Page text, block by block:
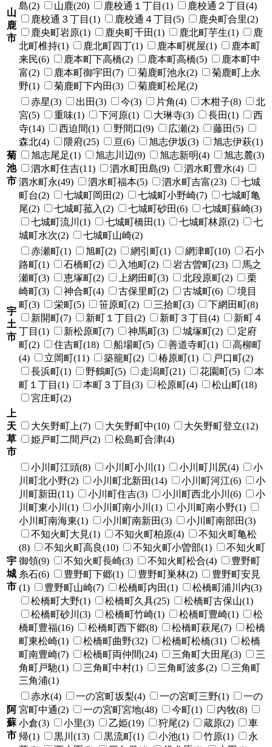
山
鹿
市
島(2)
山鹿(20) 鹿校通１丁目(1)
鹿校通２丁目(4)
鹿校通３丁目(1)
鹿校通４丁目(5)
鹿央町合里(2)
鹿央町岩原(1)
鹿央町千田(1) 鹿北町芋生(1)
鹿
北町椎持(1)
鹿北町四丁(1) 鹿本町梶屋(1)
鹿本町
来民(6)
鹿本町下高橋(2) 鹿本町高橋(5)
鹿本町中
富(2)
鹿本町御宇田(7) 菊鹿町池永(2)
菊鹿町上永
野(1)
菊鹿町下内田(3) 菊鹿町松尾(2)
菊
池
市
赤星(3) 出田(3) 今(3) 片角(4) 木柑子(8)
北
宮(5)
重味(1) 下河原(1) 大琳寺(3) 長田(1)
西
寺(14)
西迫間(1) 野間口(9) 広瀬(2)
藤田(5)
森北(4)
隈府(25) 亘(6) 旭志伊坂(3)
旭志伊萩(1)
旭志尾足(1)
旭志川辺(9) 旭志新明(4)
旭志麓(3)
泗水町住吉(11)
泗水町田島(9)
泗水町豊水(4)
泗水町永(49)
泗水町福本(5) 泗水町吉富(23)
七城
町台(2)
七城町岡田(2) 七城町小野崎(7)
七城町亀
尾(2)
七城町菰入(2) 七城町砂田(6)
七城町蘇崎(3)
七城町流川(1)
七城町橋田(1) 七城町林原(2)
七
城町水次(2)
七城町山崎(2)
宇
土
市
赤瀬町(1) 旭町(2) 網引町(1) 網津町(10)
石小
路町(1)
石橋町(2) 入地町(2) 岩古曽町(23)
馬之
瀬町(3)
恵塚町(2) 上網田町(3) 北段原町(2)
栗
崎町(3)
神合町(4) 古保里町(2) 古城町(6)
境目
町(3)
栄町(5) 笹原町(2) 三拾町(3)
下網田町(8)
新開町(7)
新町１丁目(2) 新町３丁目(4)
新町４
丁目(1)
新松原町(7) 神馬町(3) 城塚町(2)
定府
町(2)
住吉町(18) 船場町(5) 善道寺町(1)
高柳町
(4)
立岡町(11) 築籠町(2) 椿原町(1)
戸口町(2)
長浜町(1)
野鶴町(5) 走潟町(21) 花園町(5)
本
町１丁目(1)
本町３丁目(3) 松原町(4)
松山町(18)
宮庄町(2)
上
天
草
市
大矢野町上(7) 大矢野町中(10)
大矢野町登立(12)
姫戸町二間戸(2)
松島町合津(4)
宇
城
市
小川町江頭(8) 小川町小川(1) 小川町川尻(4)
小
川町北小野(2)
小川町北新田(14) 小川町河江(6)
小
川町新田(11)
小川町住吉(3) 小川町西北小川(6)
小
川町東小川(1)
小川町南小川(1)
小川町南小野(1)
小川町南海東(1)
小川町南新田(3)
小川町南部田(3)
不知火町大見(1)
不知火町柏原(4)
不知火町亀松
(8)
不知火町高良(10) 不知火町小曽部(1)
不知火町
御領(9)
不知火町長崎(3) 不知火町松合(4)
豊野町
糸石(6)
豊野町下郷(1) 豊野町巣林(2)
豊野町安見
(1)
豊野町山崎(7) 松橋町内田(1)
松橋町浦川内(3)
松橋町大野(1)
松橋町久具(25)
松橋町古保山(1)
松橋町砂川(3)
松橋町竹崎(1) 松橋町豊崎(1)
松
橋町豊福(16)
松橋町西下郷(8) 松橋町萩尾(7)
松橋
町東松崎(1)
松橋町曲野(32) 松橋町松橋(31)
松橋
町南豊崎(7)
松橋町両仲間(24) 三角町大田尾(3)
三
角町戸馳(1)
三角町中村(1) 三角町波多(2)
三角町
三角浦(1)
阿
蘇
市
赤水(4) 一の宮町坂梨(4) 一の宮町三野(1)
一の
宮町中通(2)
一の宮町宮地(48) 今町(1)
内牧(8)
小倉(3)
小里(3) 乙姫(19) 狩尾(2) 蔵原(2)
車
帰(1)
黒川(13) 黒流町(1) 小池(1) 竹原(1)
永